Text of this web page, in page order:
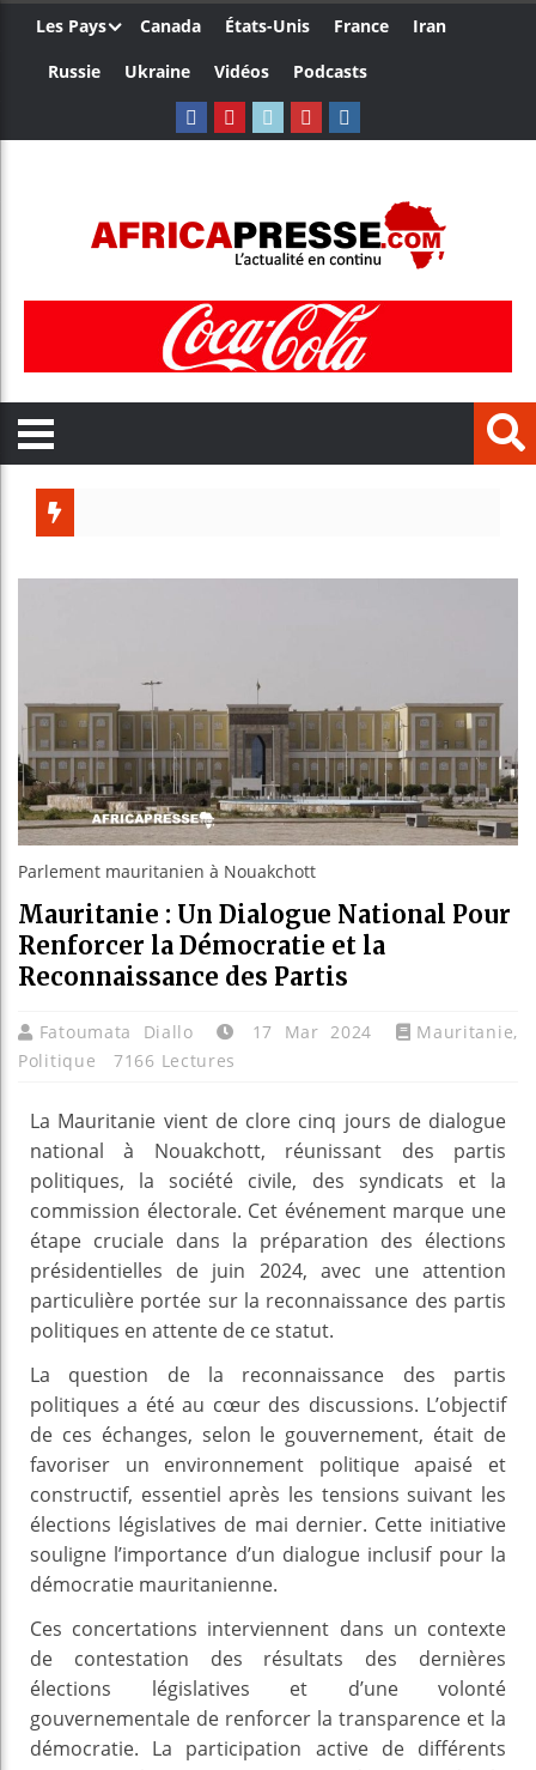
Les Pays Canada États-Unis France
Iran
Russie
Ukraine Vidéos Podcasts
Parlement mauritanien à Nouakchott
Mauritanie : Un Dialogue National Pour
Renforcer la Démocratie et la
Reconnaissance des Partis
Fatoumata Diallo 17 Mar 2024 Mauritanie,
Politique
7166 Lectures
La Mauritanie vient de clore cinq jours de dialogue
national à Nouakchott, réunissant des partis
politiques, la société civile, des syndicats et la
commission électorale. Cet événement marque une
étape cruciale dans la préparation des élections
présidentielles de juin 2024, avec une attention
particulière portée sur la reconnaissance des partis
politiques en attente de ce statut.
La question de la reconnaissance des partis
politiques a été au cœur des discussions. L’objectif
de ces échanges, selon le gouvernement, était de
favoriser un environnement politique apaisé et
constructif, essentiel après les tensions suivant les
élections législatives de mai dernier. Cette initiative
souligne l’importance d’un dialogue inclusif pour la
démocratie mauritanienne.
Ces concertations interviennent dans un contexte
de contestation des résultats des dernières
élections législatives et d’une volonté
gouvernementale de renforcer la transparence et la
démocratie. La participation active de différents